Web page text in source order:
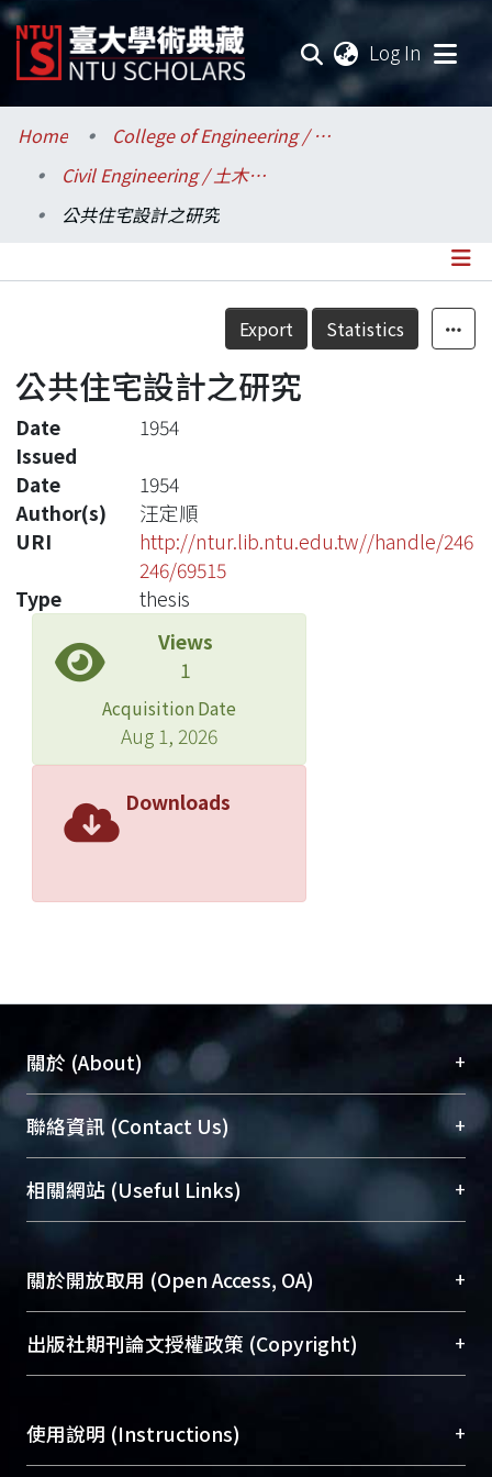
Log In
Communities & Collections
Research Outputs
Statistics
Home
College of Engineering / 工學院
Civil Engineering / 土木工程學系
公共住宅設計之研究
Details
Export Statistics
公共住宅設計之研究
Date
Issued
1954
Date
1954
Author(s)
汪定順
URI
http://ntur.lib.ntu.edu.tw//handle/246
246/69515
Type
thesis
Views
1
Acquisition Date
Aug 1, 2026
Downloads
關於 (About) +
臺大位居世界頂尖大學之列，為永久珍藏及向國際
展現本校豐碩的研究成果及學術能量，圖書館整合
機構典藏（NTUR）與學術庫（AH）不同功能平
台，成為臺大學術典藏NTU scholars。期能整合研
究能量、促進交流合作、保存學術產出、推廣研究
成果。
To permanently archive and promote researcher
profiles and scholarly works, Library integrates the
services of “NTU Repository” with “Academic
聯絡資訊 (Contact Us) +
總館學科館員(Main Library)
醫學圖書館學科館員(Medical Library)
(Social
Sciences Library)
相關網站 (Useful Links) +
關於開放取用 (Open Access, OA) +
開放取用是從使用者角度提升資訊取用性的社會運
動，應用在學術研究上是透過將研究著作公開供使
用逐年攀升。同時可加速研究發展、提升研究影響
出版社期刊論文授權政策 (Copyright) +
含部分內容的版權非匯入者所有，或由第三方贊
助與合作完成，請確認該版權所有者及第三方同
使用說明 (Instructions) +